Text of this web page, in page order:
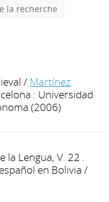
la recherche
/ Martínez
: Universidad
(2006)
la Lengua, V. 22 .
en Bolivia /